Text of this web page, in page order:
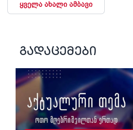
ყველა ახალი ამბავი
გადაცემები